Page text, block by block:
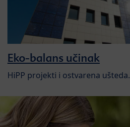
Eko-balans učinak
HiPP projekti i ostvarena ušteda.